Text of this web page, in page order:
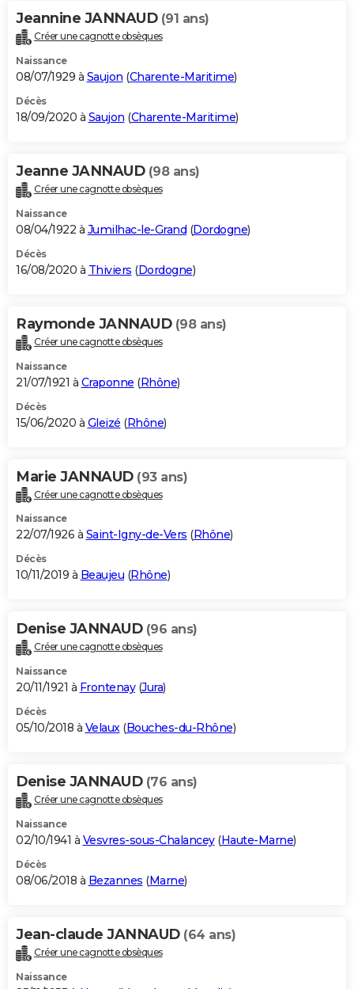
Jeannine JANNAUD (91 ans)
Créer une cagnotte obsèques
Naissance
08/07/1929 à Saujon (Charente-Maritime)
Décès
18/09/2020 à Saujon (Charente-Maritime)
Jeanne JANNAUD (98 ans)
Créer une cagnotte obsèques
Naissance
08/04/1922 à Jumilhac-le-Grand (Dordogne)
Décès
16/08/2020 à Thiviers (Dordogne)
Raymonde JANNAUD (98 ans)
Créer une cagnotte obsèques
Naissance
21/07/1921 à Craponne (Rhône)
Décès
15/06/2020 à Gleizé (Rhône)
Marie JANNAUD (93 ans)
Créer une cagnotte obsèques
Naissance
22/07/1926 à Saint-Igny-de-Vers (Rhône)
Décès
10/11/2019 à Beaujeu (Rhône)
Denise JANNAUD (96 ans)
Créer une cagnotte obsèques
Naissance
20/11/1921 à Frontenay(Jura)
Décès
05/10/2018 à Velaux(Bouches-du-Rhône)
Denise JANNAUD (76 ans)
Créer une cagnotte obsèques
Naissance
02/10/1941 à Vesvres-sous-Chalancey(Haute-Marne)
Décès
08/06/2018 à Bezannes (Marne)
Jean-claude JANNAUD (64 ans)
Créer une cagnotte obsèques
Naissance